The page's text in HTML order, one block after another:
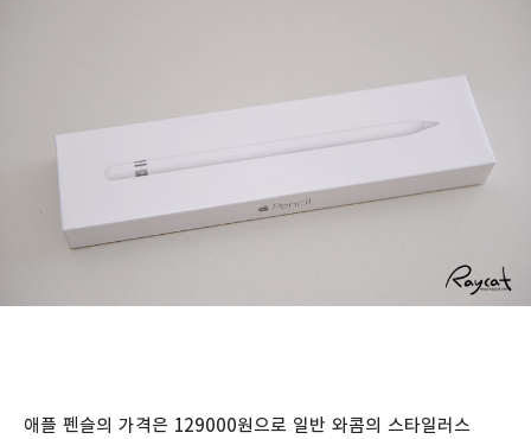
애플 펜슬의 가격은 129000원으로 일반 와콤의 스타일러스